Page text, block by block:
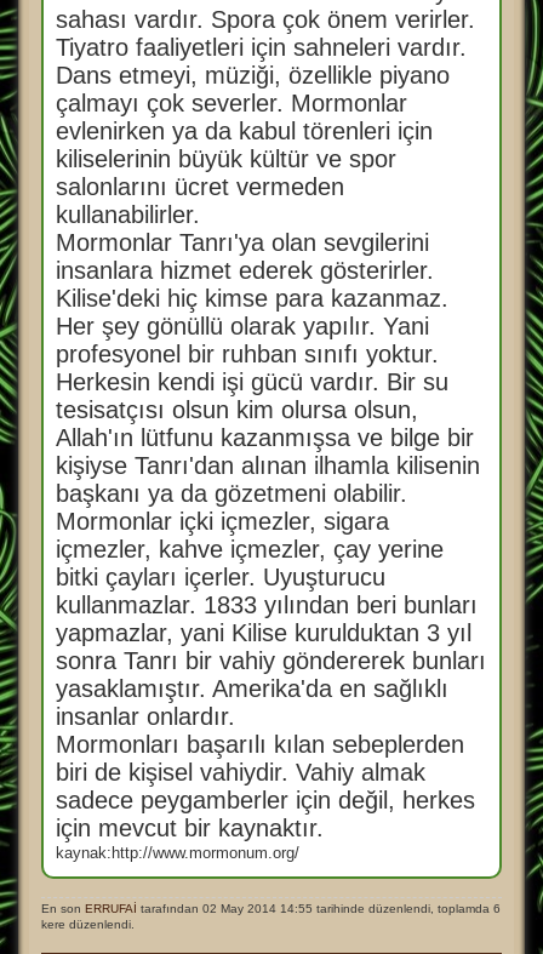
sahası vardır. Spora çok önem verirler.
Tiyatro faaliyetleri için sahneleri vardır.
Dans etmeyi, müziği, özellikle piyano
çalmayı çok severler. Mormonlar
evlenirken ya da kabul törenleri için
kiliselerinin büyük kültür ve spor
salonlarını ücret vermeden
kullanabilirler.
Mormonlar Tanrı'ya olan sevgilerini
insanlara hizmet ederek gösterirler.
Kilise'deki hiç kimse para kazanmaz.
Her şey gönüllü olarak yapılır. Yani
profesyonel bir ruhban sınıfı yoktur.
Herkesin kendi işi gücü vardır. Bir su
tesisatçısı olsun kim olursa olsun,
Allah'ın lütfunu kazanmışsa ve bilge bir
kişiyse Tanrı'dan alınan ilhamla kilisenin
başkanı ya da gözetmeni olabilir.
Mormonlar içki içmezler, sigara
içmezler, kahve içmezler, çay yerine
bitki çayları içerler. Uyuşturucu
kullanmazlar. 1833 yılından beri bunları
yapmazlar, yani Kilise kurulduktan 3 yıl
sonra Tanrı bir vahiy göndererek bunları
yasaklamıştır. Amerika'da en sağlıklı
insanlar onlardır.
Mormonları başarılı kılan sebeplerden
biri de kişisel vahiydir. Vahiy almak
sadece peygamberler için değil, herkes
için mevcut bir kaynaktır.
kaynak:http://www.mormonum.org/
En son ERRUFAİ tarafından 02 May 2014 14:55 tarihinde düzenlendi, toplamda 6
kere düzenlendi.